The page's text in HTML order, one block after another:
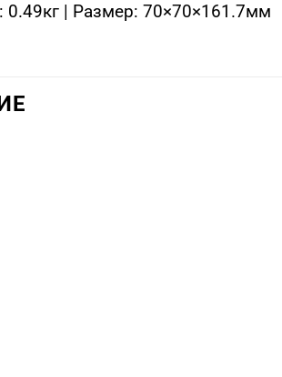
0.49кг | Размер: 70×70×161.7мм